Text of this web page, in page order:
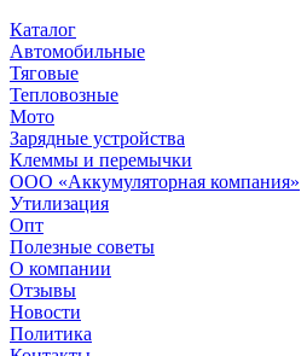
Каталог
Автомобильные
Тяговые
Тепловозные
Мото
Зарядные устройства
Клеммы и перемычки
ООО «Аккумуляторная компания»
Утилизация
Опт
Полезные советы
О компании
Отзывы
Новости
Политика